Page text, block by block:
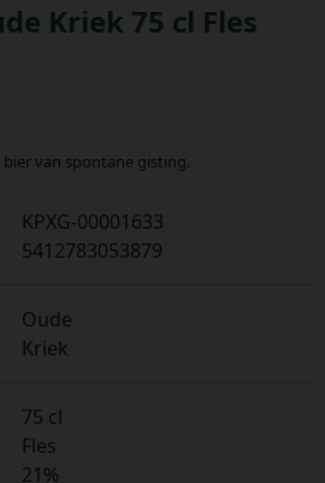
Kriek 75 cl Fles
bier van spontane gisting.
KPXG-00001633
5412783053879
Oude
Kriek
75 cl
Fles
21%